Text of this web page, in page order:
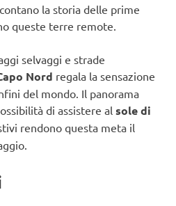
la storia delle prime
queste terre remote.
selvaggi e strade
Nord regala la sensazione
del mondo. Il panorama
di assistere al sole di
rendono questa meta il